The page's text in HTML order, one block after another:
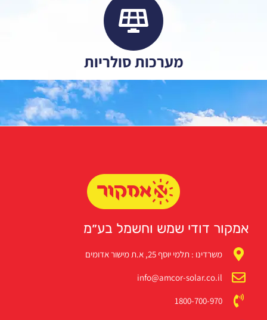
מערכות סולריות
אמקור דודי שמש וחשמל בע״מ
משרדינו : תלמי יוסף 25, א.ת מישור אדומים
info@amcor-solar.co.il
1800-700-970